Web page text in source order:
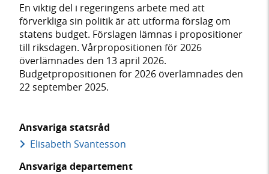
med
sökförslag
En viktig del i regeringens arbete med att
förverkliga sin politik är att utforma förslag om
statens budget. Förslagen lämnas i propositioner
till riksdagen. Vårpropositionen för 2026
överlämnades den 13 april 2026.
Budgetpropositionen för 2026 överlämnades den
22 september 2025.
Ansvariga statsråd
Elisabeth Svantesson
Ansvariga departement